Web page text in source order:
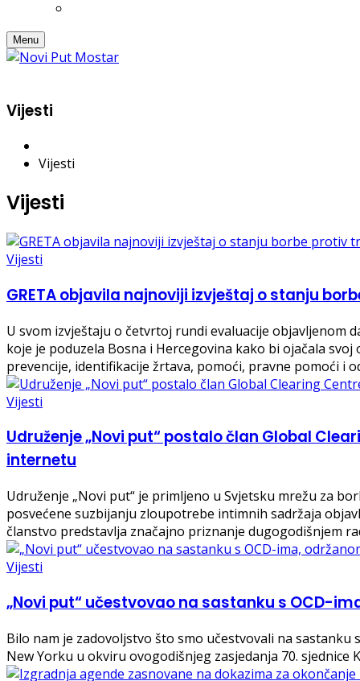
Menu
Vijesti
Vijesti
Vijesti
Vijesti
GRETA objavila najnoviji izvještaj o stanju
U svom izvještaju o četvrtoj rundi evaluacije objavljenom
koje je poduzela Bosna i Hercegovina kako bi ojačala
prevencije, identifikacije žrtava, pomoći, pravne pomoći i
Vijesti
Udruženje „Novi put“ postalo član Global
internetu
Udruženje „Novi put“ je primljeno u Svjetsku mrežu za
posvećene suzbijanju zloupotrebe intimnih sadržaja
članstvo predstavlja značajno priznanje dugogodišnjem
Vijesti
„Novi put“ učestvovao na sastanku s OCD-
Bilo nam je zadovoljstvo što smo učestvovali na
New Yorku u okviru ovogodišnjeg zasjedanja 70. sjednice